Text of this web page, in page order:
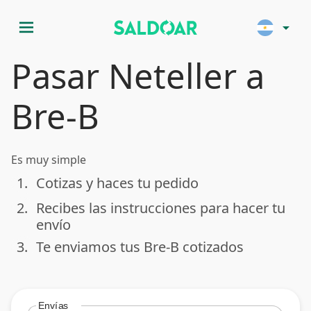
menu arrow_drop_down
Pasar Neteller a
Bre-B
Es muy simple
done
1. Cotizas y haces tu pedido
done
2. Recibes las instrucciones para hacer tu
envío
done
3. Te enviamos tus Bre-B cotizados
Envías